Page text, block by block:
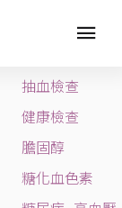
BLOG TAGS
抽血檢查
健康檢查
膽固醇
糖化血色素